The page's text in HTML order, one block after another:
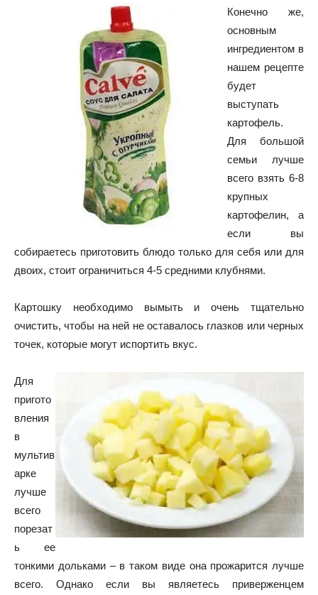
Конечно же,
основным
ингредиентом в
нашем рецепте
будет
выступать
картофель.
Для большой
семьи лучше
всего взять 6-8
крупных
картофелин, а
если вы
собираетесь приготовить блюдо только для себя или для
двоих, стоит ограничиться 4-5 средними клубнями.
Картошку необходимо вымыть и очень тщательно
очистить, чтобы на ней не оставалось глазков или черных
точек, которые могут испортить вкус.
Для
пригото
вления
в
мультив
арке
лучше
всего
порезат
ь ее
тонкими дольками – в таком виде она прожарится лучше
всего. Однако если вы являетесь приверженцем